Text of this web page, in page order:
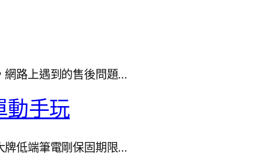
網路上遇到的售後問題…
動手玩
牌低端筆電剛保固期限…